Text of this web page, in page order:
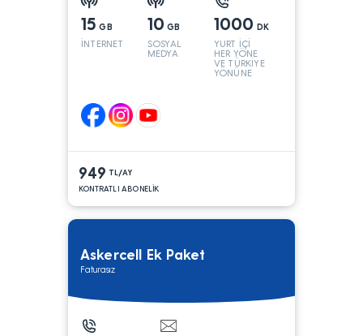
15 GB
İNTERNET
10 GB
SOSYAL
MEDYA
1000 DK
YURT İÇİ
HER YÖNE
VE TÜRKİYE
YÖNÜNE
949 TL/AY
KONTRATLI ABONELİK
Askercell Ek Paket
Faturasız